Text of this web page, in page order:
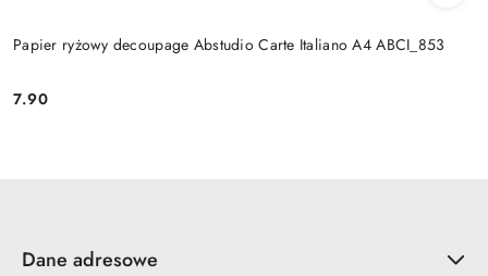
Papier ryżowy decoupage Abstudio Carte Italiano A4 ABCI_853
Cena:
7.90
Dane adresowe